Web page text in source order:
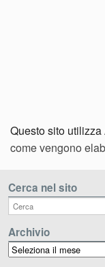
Questo sito
come vengono
Cerca nel sito
Archivio
Archivio